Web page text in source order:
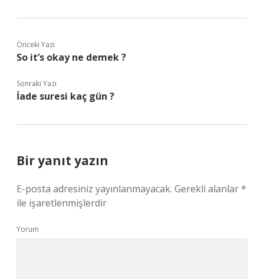
Önceki Yazı
So it’s okay ne demek ?
Sonraki Yazı
İade suresi kaç gün ?
Bir yanıt yazın
E-posta adresiniz yayınlanmayacak. Gerekli alanlar*
ile işaretlenmişlerdir
Yorum